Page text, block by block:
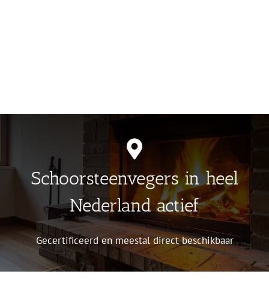
Schoorsteenvegers in heel
Nederland actief
Gecertificeerd en meestal direct beschikbaar